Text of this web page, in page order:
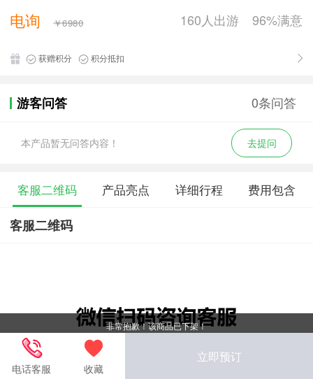
电询 ￥6980 160人出游 96%满意
获赠积分 积分抵扣
游客问答 0条问答
本产品暂无问答内容！ 去提问
客服二维码 产品亮点 详细行程 费用包含
客服二维码
非常抱歉！该商品已下架！
电话客服 收藏
立即预订